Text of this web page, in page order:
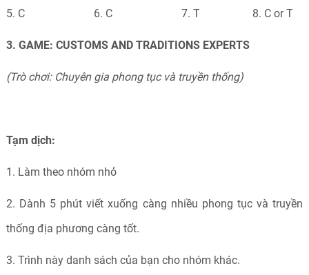
5. C 6. C 7. T 8. C or T
3. GAME: CUSTOMS AND TRADITIONS EXPERTS
(Trò chơi: Chuyên gia phong tục và truyền thống)
Tạm dịch:
1. Làm theo nhóm nhỏ
2. Dành 5 phút viết xuống càng nhiều phong tục và truyền
thống địa phương càng tốt.
3. Trình này danh sách của bạn cho nhóm khác.